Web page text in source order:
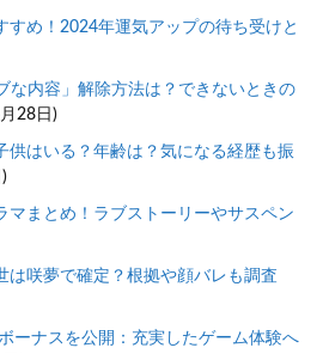
すめ！2024年運気アップの待ち受けと
な内容」解除方法は？できないときの
28日)
供はいる？年齢は？気になる経歴も振
マまとめ！ラブストーリーやサスペン
は咲夢で確定？根拠や顔バレも調査
ーナスを公開：充実したゲーム体験へ